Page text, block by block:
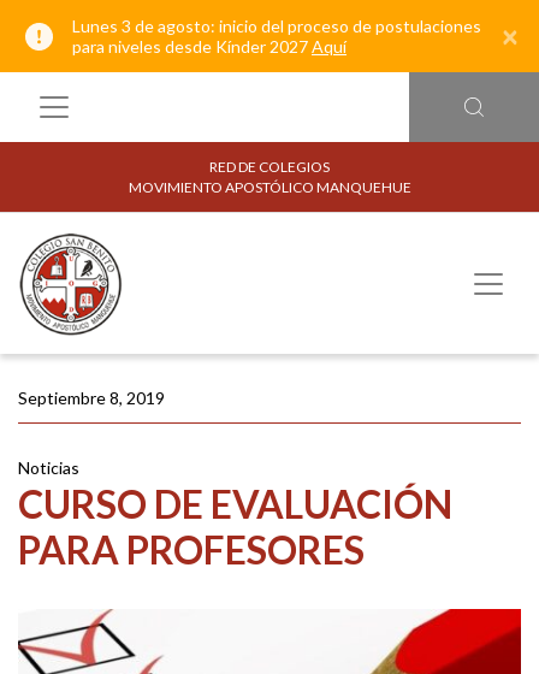
Lunes 3 de agosto: inicio del proceso de postulaciones
para niveles desde Kínder 2027Aquí ×
RED DE COLEGIOS
MOVIMIENTO APOSTÓLICO MANQUEHUE
Septiembre 8, 2019
Noticias
CURSO DE EVALUACIÓN
PARA PROFESORES